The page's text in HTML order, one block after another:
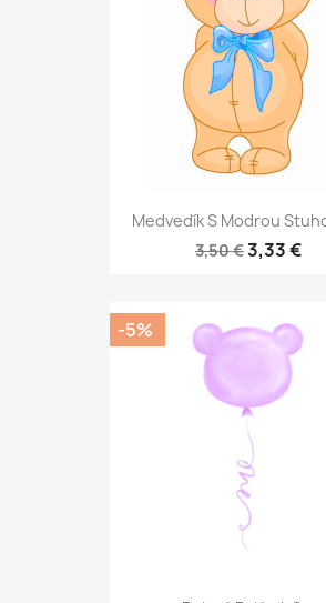
Medvedík S Modrou
3,50 €3,33 €
-5%